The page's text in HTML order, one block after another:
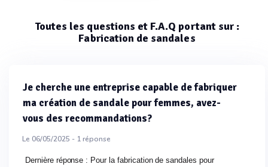
Toutes les questions et F.A.Q portant sur :
Fabrication de sandales
Je cherche une entreprise capable de fabriquer
ma création de sandale pour femmes, avez-
vous des recommandations?
Le 06/05/2025 - 1réponse
Dernière réponse : Pour la fabrication de sandales pour